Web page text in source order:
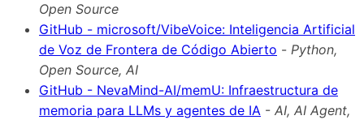
Open Source
GitHub - microsoft/VibeVoice: Inteligencia Artificial
de Voz de Frontera de Código Abierto - Python,
Open Source, AI
GitHub - NevaMind-AI/memU: Infraestructura de
memoria para LLMs y agentes de IA - AI, AI Agent,